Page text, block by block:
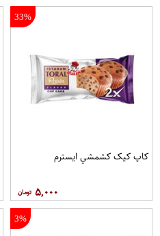
33%
کاپ کيک کشمشي ايسترم
۵,۰۰۰
3%